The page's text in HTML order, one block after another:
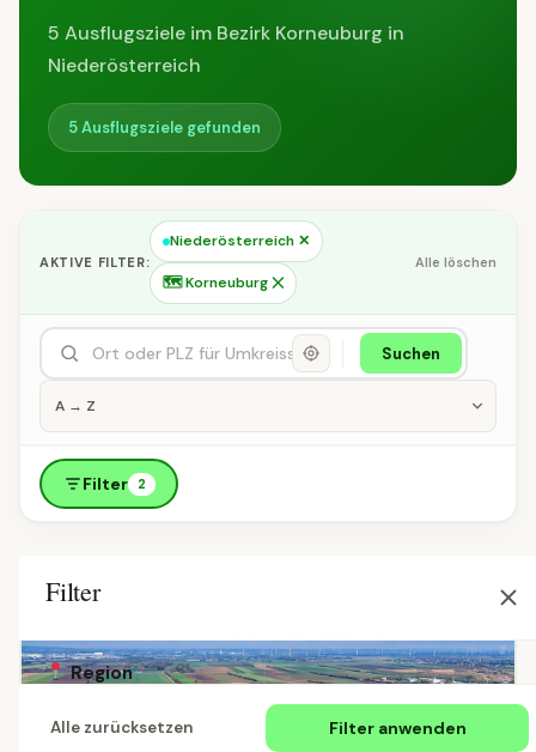
5 Ausflugsziele im Bezirk Korneuburg in
Niederösterreich
5 Ausflugsziele gefunden
AKTIVE FILTER:
Niederösterreich ✕
🗺 Korneuburg ✕
Alle löschen
Suchen
Filter 2
Filter
Region
Alle Länder Deutschland
Alle zurücksetzen Filter anwenden